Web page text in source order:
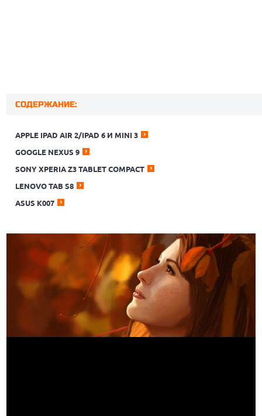
СОДЕРЖАНИЕ:
APPLE IPAD AIR 2/IPAD 6 И MINI 3
GOOGLE NEXUS 9
SONY XPERIA Z3 TABLET COMPACT
LENOVO TAB S8
ASUS K007